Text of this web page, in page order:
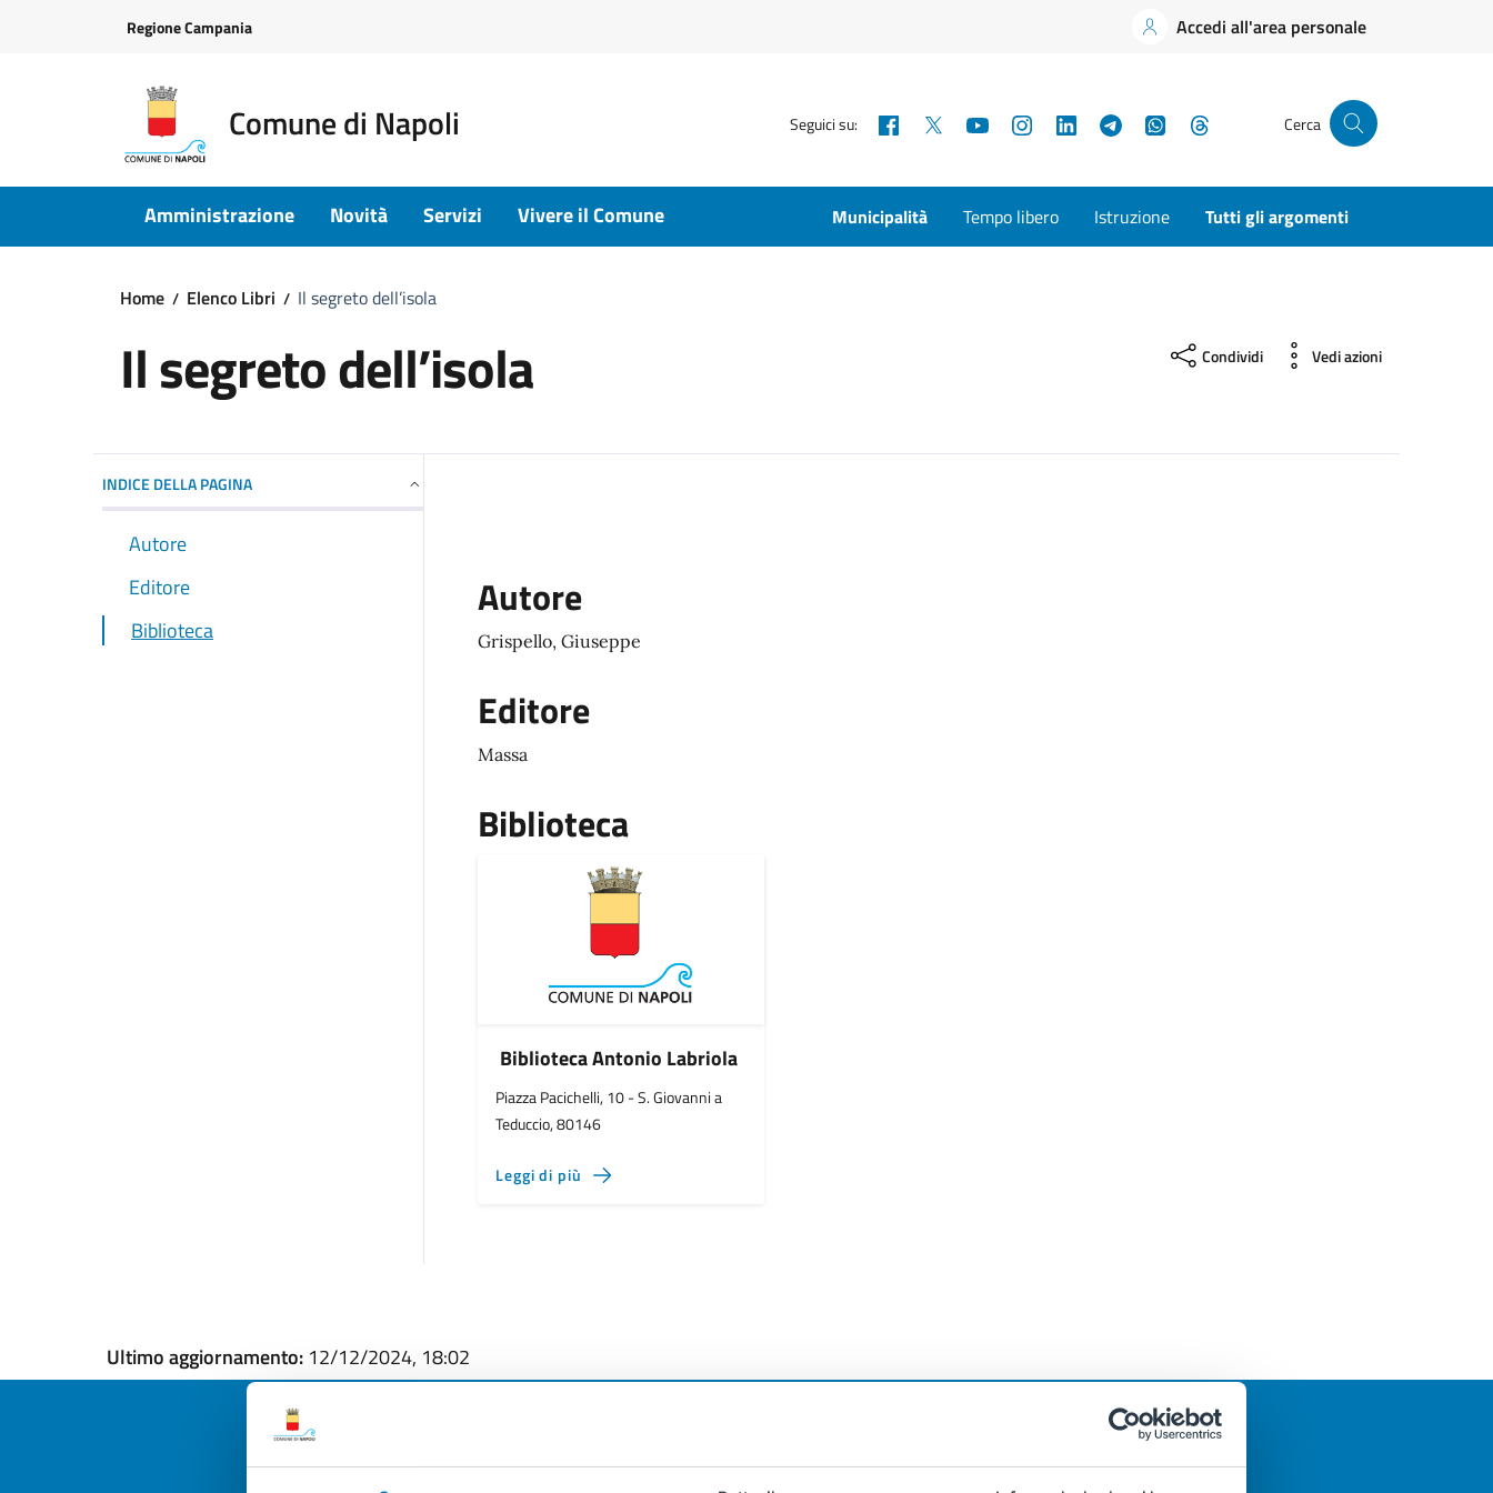
Regione Campania Accedi all'area personale
Comune di Napoli Seguici su: Facebook YouTubeInstagramLinkedInTelegramWhatsApp Cerca
Amministrazione Novità Servizi Vivere il Comune Municipalità Tempo libero Istruzione Tutti gli argomenti
Home Elenco Libri Il segreto dell’isola
Il segreto dell’isola Condividi Vedi azioni
INDICE DELLA PAGINA
Autore
Editore
Biblioteca
Autore
Grispello, Giuseppe
Editore
Massa
Biblioteca
Biblioteca Antonio Labriola
Piazza Pacichelli, 10 - S. Giovanni a
Teduccio, 80146
Leggi di più
Ultimo aggiornamento: 12/12/2024, 18:02